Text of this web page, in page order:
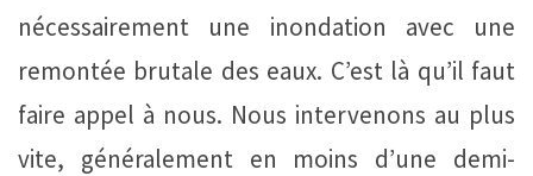
nécessairement une inondation avec une
remontée brutale des eaux. C’est là qu’il faut
faire appel à nous. Nous intervenons au plus
vite, généralement en moins d’une demi-